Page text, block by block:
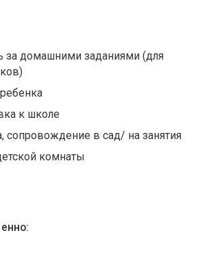
за домашними заданиями (для
к школе
сопровождение в сад/ на занятия
комнаты